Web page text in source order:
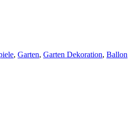
, Garten, Garten Dekoration, Ballon